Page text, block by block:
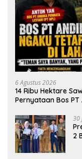
6 Agustus 2026
14 Ribu Hektare
Pernyataan Bos
30
2